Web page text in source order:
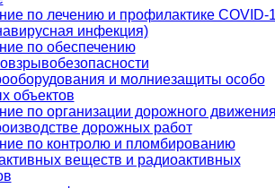
по лечению и профилактике COVID-
инфекция)
по обеспечению
и молниезащиты особо
объектов
по организации дорожного движения
дорожных работ
по контролю и пломбированию
веществ и радиоактивных